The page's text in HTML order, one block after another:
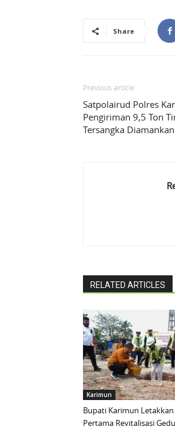
Share
Previous article
Satpolairud Polres
Pengiriman 9,5 Ton
Tersangka Diamankan
RELATED ARTICLES
Karimun
Bupati Karimun
Pertama Revitalisasi